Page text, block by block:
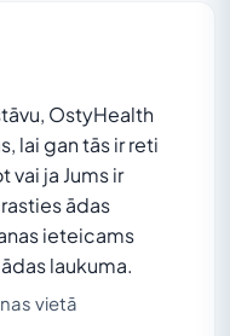
OstyHealth
lai gan tās ir reti
ja Jums ir
ādas
ieteicams
laukuma.
vietā